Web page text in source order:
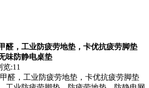
醛，工业防疲劳地垫，卡优抗疲劳脚垫
味防静电桌垫
览:11
醛，工业防疲劳地垫，卡优抗疲劳脚垫